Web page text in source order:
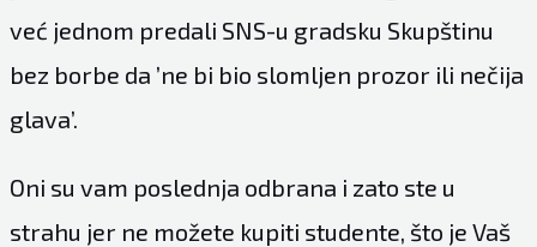
već jednom predali SNS-u gradsku Skupštinu
bez borbe da ’ne bi bio slomljen prozor ili nečija
glava’.
Oni su vam poslednja odbrana i zato ste u
strahu jer ne možete kupiti studente, što je Vaš